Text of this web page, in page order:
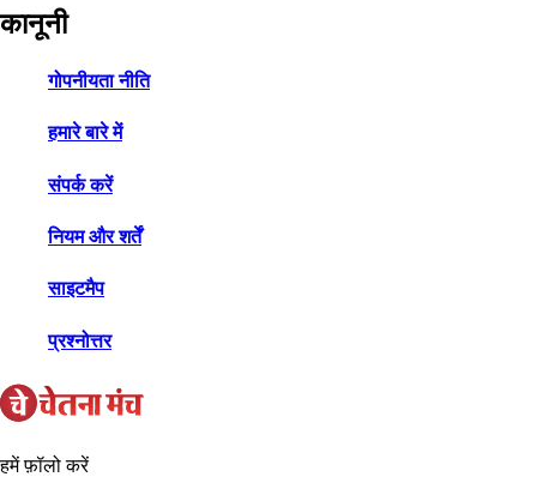
कानूनी
गोपनीयता नीति
हमारे बारे में
संपर्क करें
नियम और शर्तें
साइटमैप
प्रश्नोत्तर
हमें फ़ॉलो करें